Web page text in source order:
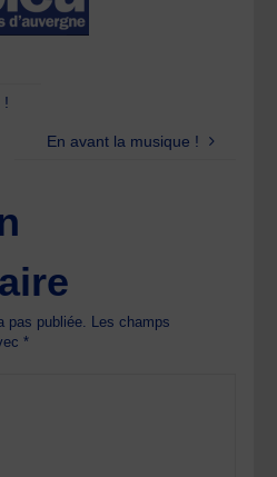
!
En avant la musique !
pas publiée.
Les champs
*